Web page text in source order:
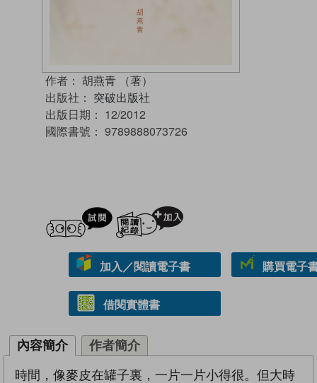
作者： 胡燕青 （著）
出版社： 突破出版社
出版日期： 12/2012
國際書號： 9789888073726
試閲
加入／閱讀電子書 購買電子
借閱實體書
內容簡介 作者簡介
時間，像麥皮在罐子裏，一片一片小得很。但大時